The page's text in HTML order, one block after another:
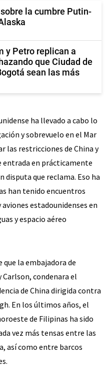
la cumbre Putin-
y Petro replican a
que Ciudad de
sean las más
ha llevado a cabo lo
y sobrevuelo en el Mar
las restricciones de China y
entrada en prácticamente
disputa que reclama. Eso ha
han tenido encuentros
estadounidenses en
y espacio aéreo
que la embajadora de
condenara el
de China dirigida contra
En los últimos años, el
de Filipinas ha sido
vez más tensas entre las
así como entre barcos